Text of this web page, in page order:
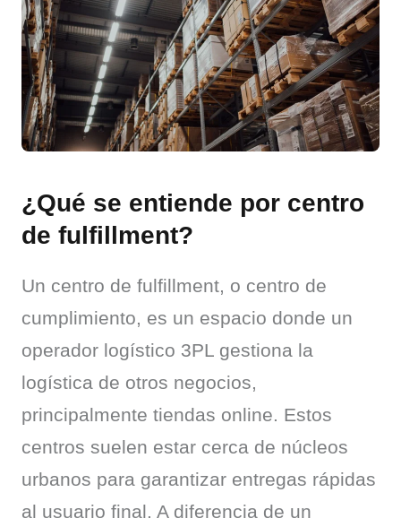
¿Qué se entiende por centro
de fulfillment?
Un centro de fulfillment, o centro de
cumplimiento, es un espacio donde un
operador logístico 3PL gestiona la
logística de otros negocios,
principalmente tiendas online. Estos
centros suelen estar cerca de núcleos
urbanos para garantizar entregas rápidas
al usuario final. A diferencia de un